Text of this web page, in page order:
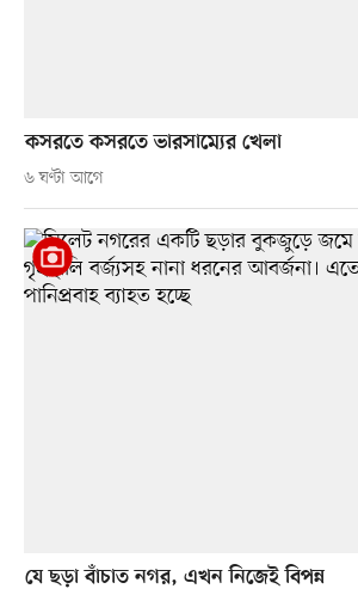
কসরতে কসরতে ভারসাম্যের খেলা
৬ ঘণ্টা আগে
যে ছড়া বাঁচাত নগর, এখন নিজেই বিপন্ন